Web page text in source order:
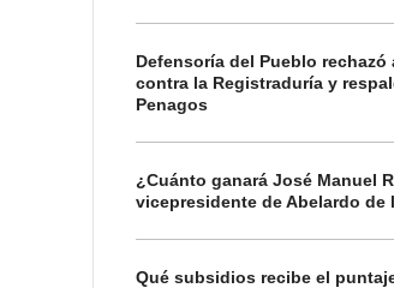
Defensoría del Pueblo rechazó
contra la Registraduría y
Penagos
¿Cuánto ganará José Manuel
vicepresidente de Abelardo de
Qué subsidios recibe el